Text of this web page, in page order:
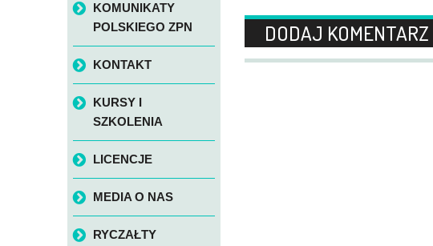
DODAJ KOMENTARZ
KOMUNIKATY
POLSKIEGO ZPN
KONTAKT
KURSY I
SZKOLENIA
LICENCJE
MEDIA O NAS
RYCZAŁTY